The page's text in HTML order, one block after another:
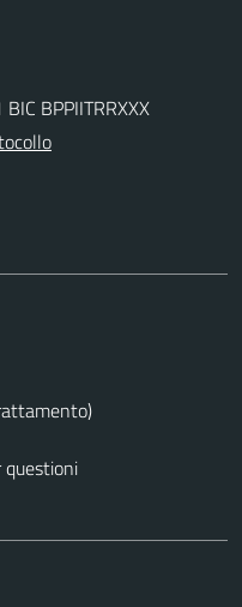
BPPIITRRXXX
questioni